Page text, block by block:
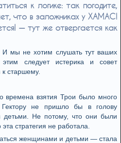
к логике: так погодите,
что в заложниках у ХАМАС!
— тут же отвергается как
И мы не хотим слушать тут ваших
этим следует истерика и совет
старшему.
времена взятия Трои было много
не пришло бы в голову
детьми. Не потому, что они были
стратегия не работала.
женщинами и детьми — стала